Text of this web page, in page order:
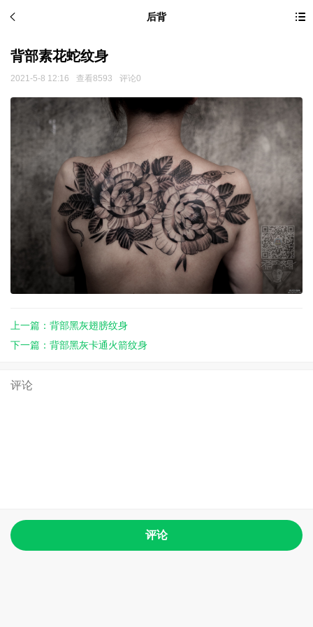
后背
背部素花蛇纹身
2021-5-8 12:16 查看8593 评论0
上一篇：背部黑灰翅膀纹身
下一篇：背部黑灰卡通火箭纹身
评论